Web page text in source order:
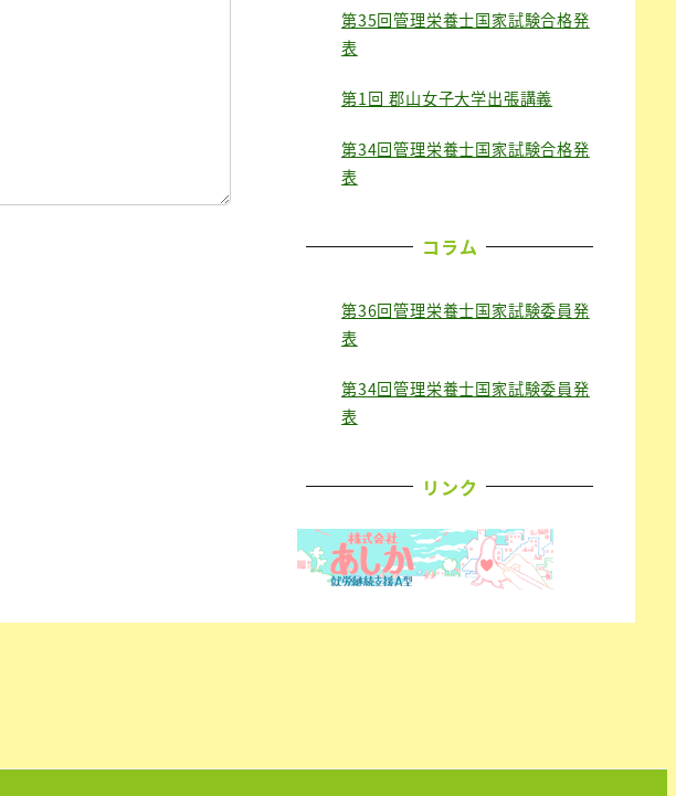
第35回管理栄養士国家試験合格発
表
第1回 郡山女子大学出張講義
第34回管理栄養士国家試験合格発
表
コラム
第36回管理栄養士国家試験委員発
表
第34回管理栄養士国家試験委員発
表
リンク